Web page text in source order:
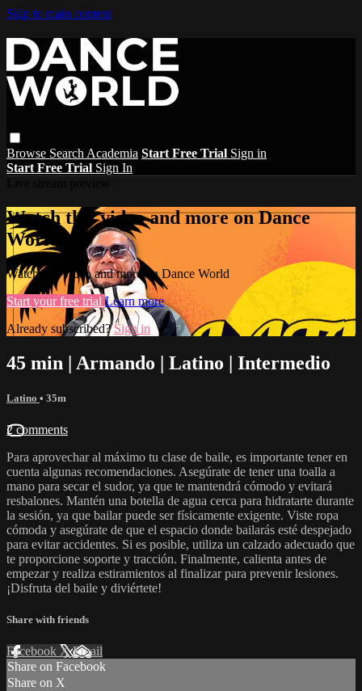
Skip to main content
Browse Search Academia Start Free Trial Sign in
Start Free Trial Sign In
Watch this video and more on Dance
World
Watch this video and more on Dance World
Start your free trial Learn more
Already subscribed?Sign in
45 min | Armando | Latino | Intermedio
Latino • 35m
2 comments
Para aprovechar al máximo tu clase de baile, es importante tener en
cuenta algunas recomendaciones. Asegúrate de tener una toalla a
mano para secar el sudor, ya que te mantendrá cómodo y evitará
resbalones. Mantén una botella de agua cerca para hidratarte durante
la sesión, ya que bailar puede ser físicamente exigente. Viste ropa
cómoda y asegúrate de que el espacio donde bailarás esté despejado
para evitar accidentes. Si es posible, utiliza un calzado adecuado que
te proporcione soporte y tracción. Finalmente, calienta antes de
empezar y realiza estiramientos al finalizar para prevenir lesiones.
¡Disfruta del baile y diviértete!
Share with friends
Facebook XEmail
Share on Facebook
Share on X